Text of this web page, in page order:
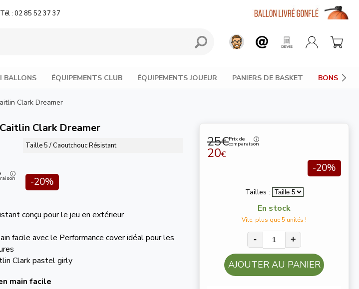
Tél : 02 85 52 37 37
BALLONS ÉQUIPEMENTS CLUB ÉQUIPEMENTS JOUEUR PANIERS DE BASKET BONS
Clark Dreamer
25€Prix de
comparaison
20€
-20%
Tailles :
En stock
Vite, plus que 5 unités !
- +
AJOUTER AU PANIER
Clark Dreamer
Taille 5 / Caoutchouc Résistant
-20%
conçu pour le jeu en extérieur
facile avec le Performance cover idéal pour les
Clark pastel girly
main facile
choisir le ballon de basket parfait ! Dis-moi
ce que tu cherches (taille, budget...) et je